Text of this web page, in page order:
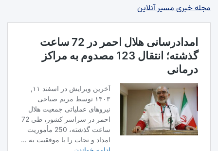
مجله خبری مسیر آنلاین